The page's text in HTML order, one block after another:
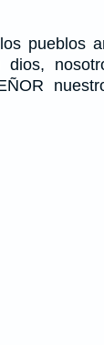
pueblos
dios,